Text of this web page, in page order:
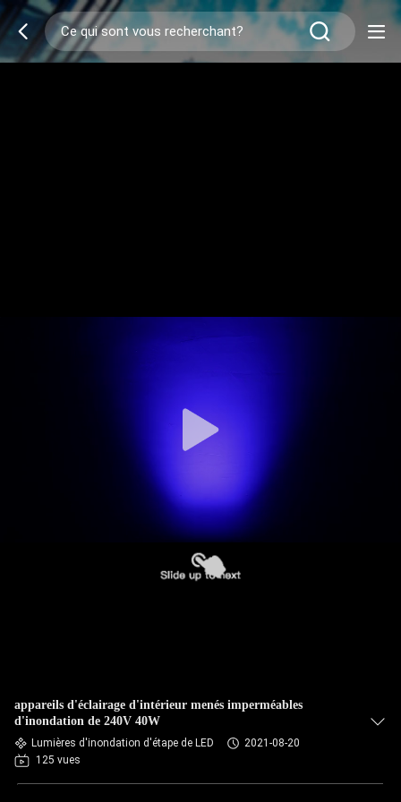
appareils d'éclairage d'intérieur menés imperméables
d'inondation de 240V 40W
Lumières d'inondation d'étape de LED
2021-08-20
125 vues